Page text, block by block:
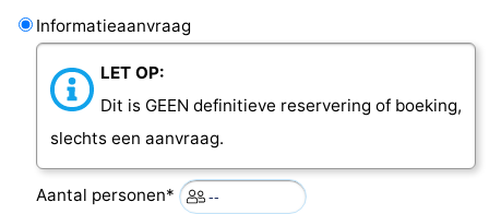
Informatieaanvraag
LET OP:
Dit is GEEN definitieve reservering of boeking,
slechts een aanvraag.
Aantal personen*